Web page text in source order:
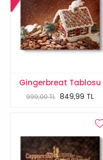
Gingerbreat Tablosu
999,00 TL 849,99 TL